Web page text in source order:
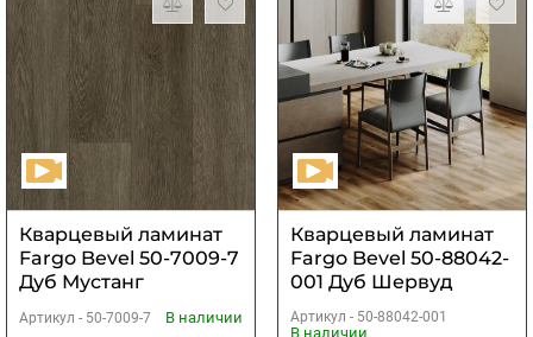
Кварцевый ламинат
Fargo Bevel 50-7009-7
Дуб Мустанг
Артикул - 50-7009-7
В наличии
Кварцевый ламинат
Fargo Bevel 50-88042-
001 Дуб Шервуд
Артикул - 50-88042-001
В наличии